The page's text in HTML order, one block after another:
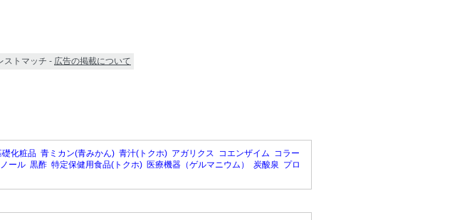
ストマッチ - 広告の掲載について
礎化粧品 青ミカン(青みかん) 青汁(トクホ) アガリクス コエンザイム コラー
ール 黒酢 特定保健用食品(トクホ) 医療機器（ゲルマニウム） 炭酸泉 プロ